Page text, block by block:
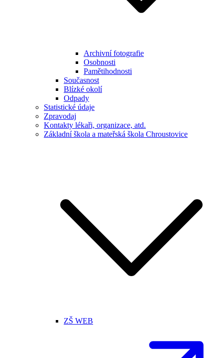
Archivní fotografie
Osobnosti
Pamětihodnosti
Současnost
Blízké okolí
Odpady
Statistické údaje
Zpravodaj
Kontakty lékaři, organizace, atd.
Základní škola a mateřská škola Chroustovice
ZŠ WEB